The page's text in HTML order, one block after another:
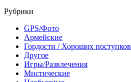
Рубрики
GPS/Фото
Армейские
Гордости / Хороших поступков
Другое
Игры/Развлечения
Мистические